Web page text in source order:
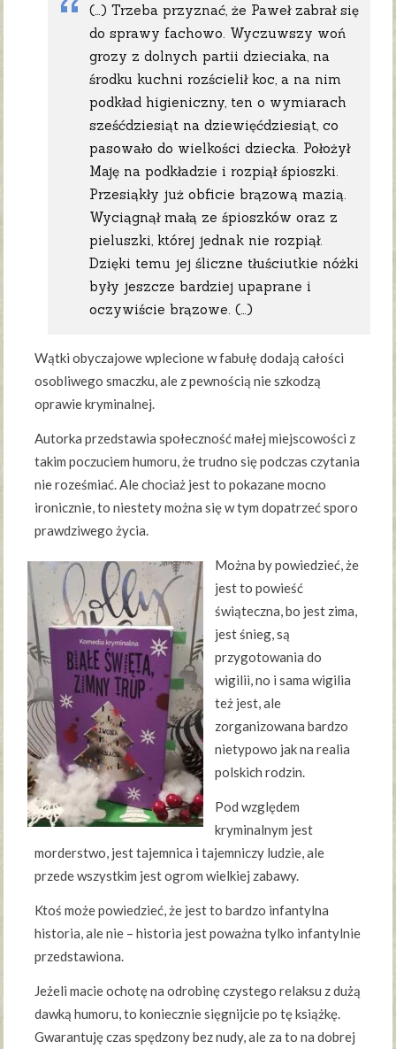
(…) Trzeba przyznać, że Paweł zabrał się
do sprawy fachowo. Wyczuwszy woń
grozy z dolnych partii dzieciaka, na
środku kuchni rozścielił koc, a na nim
podkład higieniczny, ten o wymiarach
sześćdziesiąt na dziewięćdziesiąt, co
pasowało do wielkości dziecka. Położył
Maję na podkładzie i rozpiął śpioszki.
Przesiąkły już obficie brązową mazią.
Wyciągnął małą ze śpioszków oraz z
pieluszki, której jednak nie rozpiął.
Dzięki temu jej śliczne tłuściutkie nóżki
były jeszcze bardziej upaprane i
oczywiście brązowe. (…)
Wątki obyczajowe wplecione w fabułę dodają całości
osobliwego smaczku, ale z pewnością nie szkodzą
oprawie kryminalnej.
Autorka przedstawia społeczność małej miejscowości z
takim poczuciem humoru, że trudno się podczas czytania
nie roześmiać. Ale chociaż jest to pokazane mocno
ironicznie, to niestety można się w tym dopatrzeć sporo
prawdziwego życia.
Można by powiedzieć, że
jest to powieść
świąteczna, bo jest zima,
jest śnieg, są
przygotowania do
wigilii, no i sama wigilia
też jest, ale
zorganizowana bardzo
nietypowo jak na realia
polskich rodzin.
Pod względem
kryminalnym jest
morderstwo, jest tajemnica i tajemniczy ludzie, ale
przede wszystkim jest ogrom wielkiej zabawy.
Ktoś może powiedzieć, że jest to bardzo infantylna
historia, ale nie – historia jest poważna tylko infantylnie
przedstawiona.
Jeżeli macie ochotę na odrobinę czystego relaksu z dużą
dawką humoru, to koniecznie sięgnijcie po tę książkę.
Gwarantuję czas spędzony bez nudy, ale za to na dobrej